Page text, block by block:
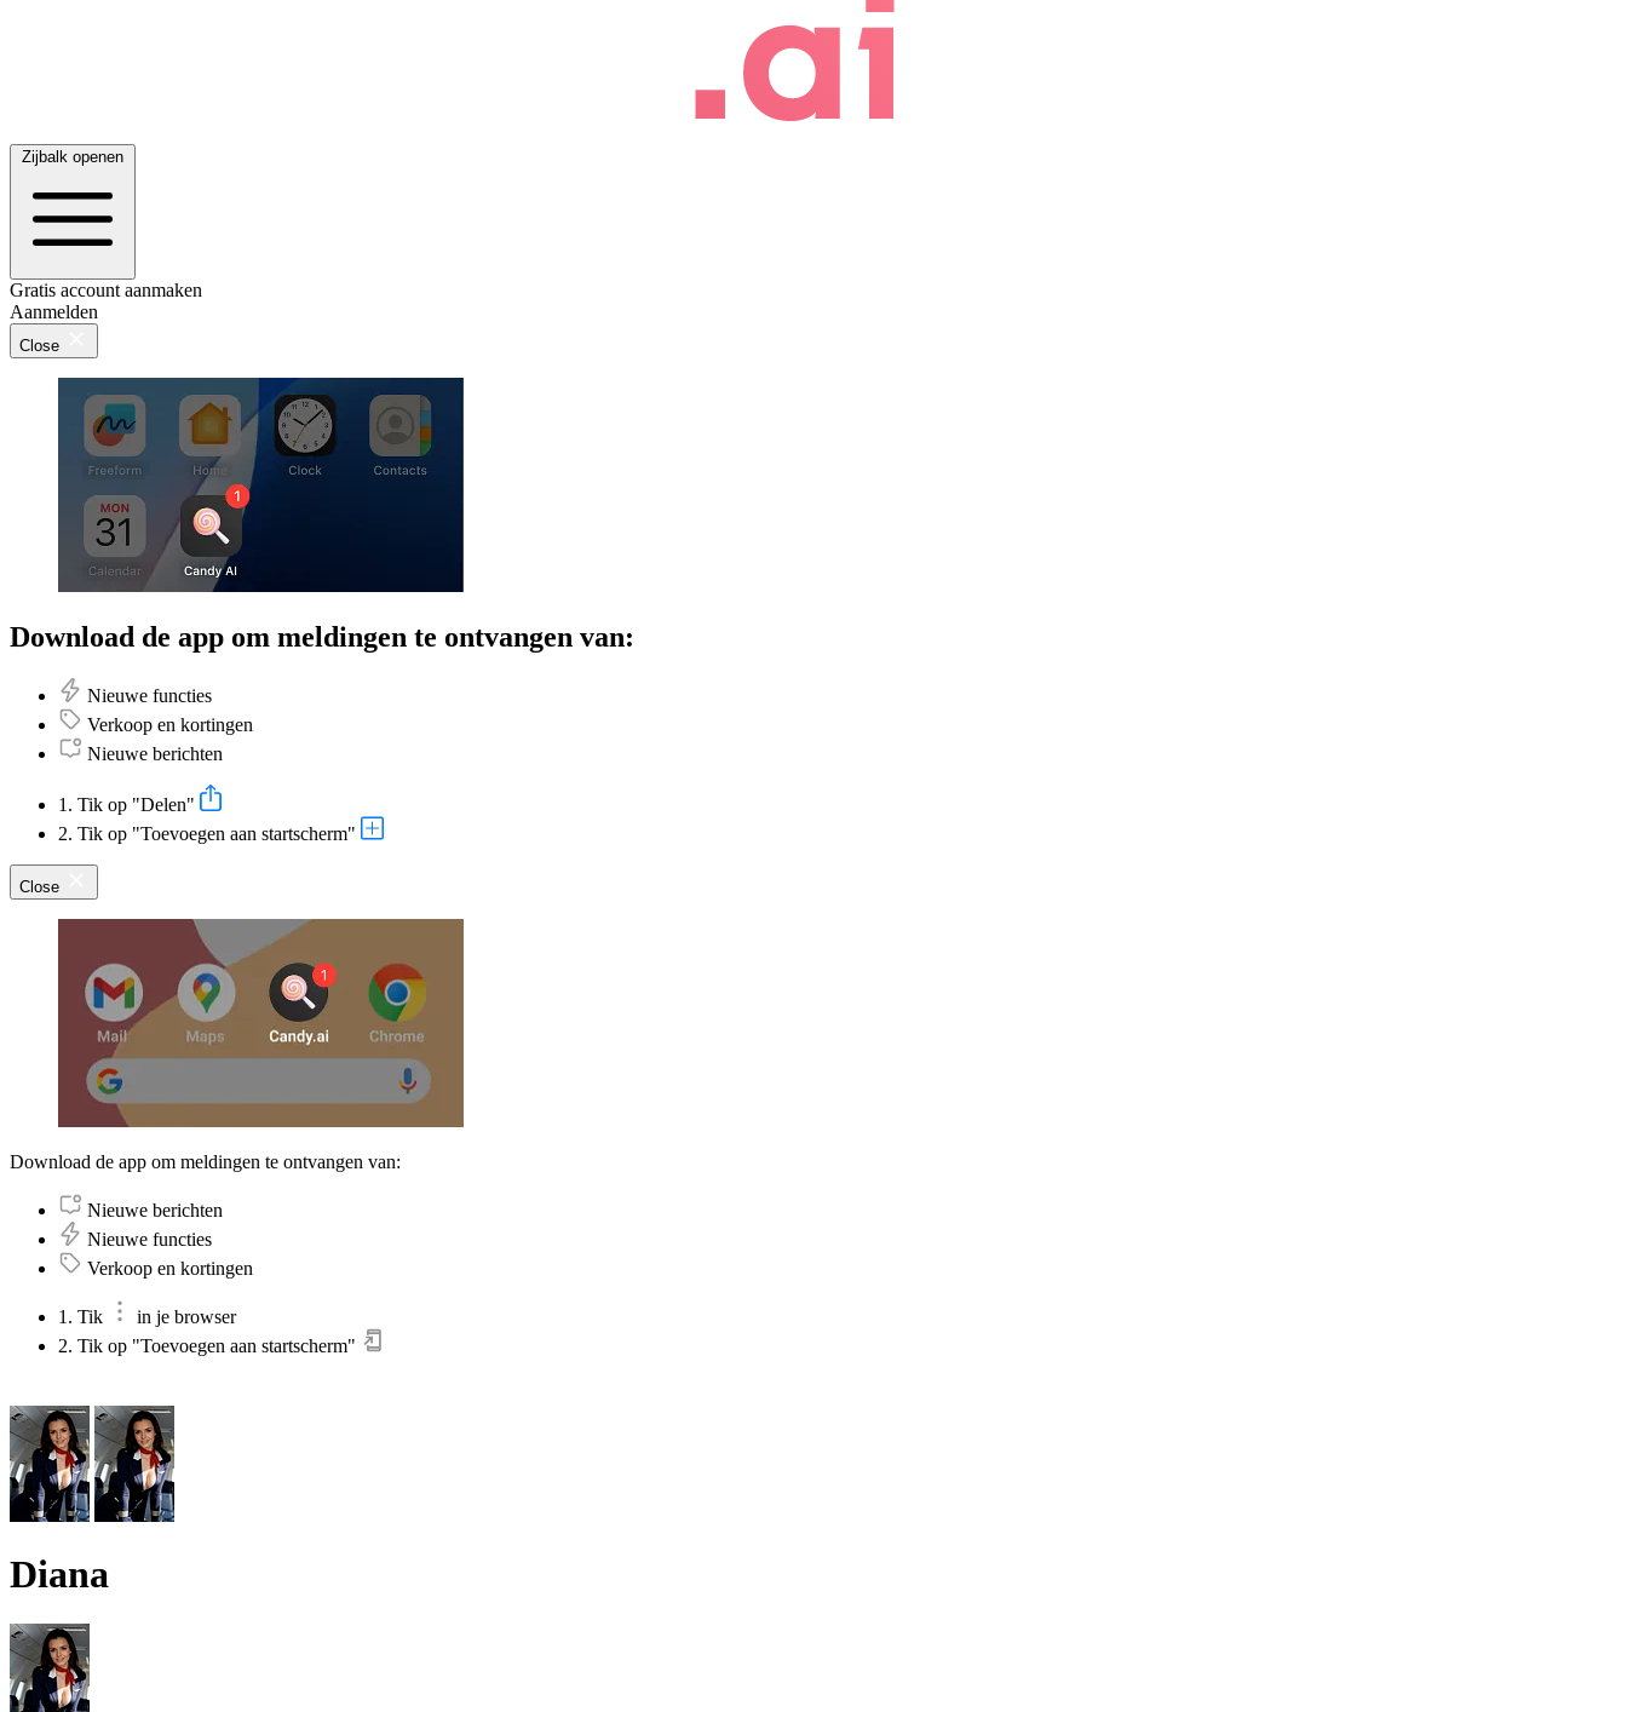
Zijbalk openen
Gratis account aanmaken
Aanmelden
Close
Download de app om meldingen te ontvangen van:
Nieuwe functies
Verkoop en kortingen
Nieuwe berichten
1. Tik op "Delen"
2. Tik op "Toevoegen aan startscherm"
Close
Download de app om meldingen te ontvangen van:
Nieuwe berichten
Nieuwe functies
Verkoop en kortingen
1. Tik
in je browser
2. Tik op "Toevoegen aan startscherm"
Diana